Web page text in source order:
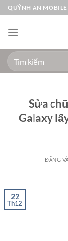
Bỏ
qua
nội
QUỲNH AN MOBILE
Tìm
kiếm:
Sửa
Galaxy
ĐĂNG
22
Th12